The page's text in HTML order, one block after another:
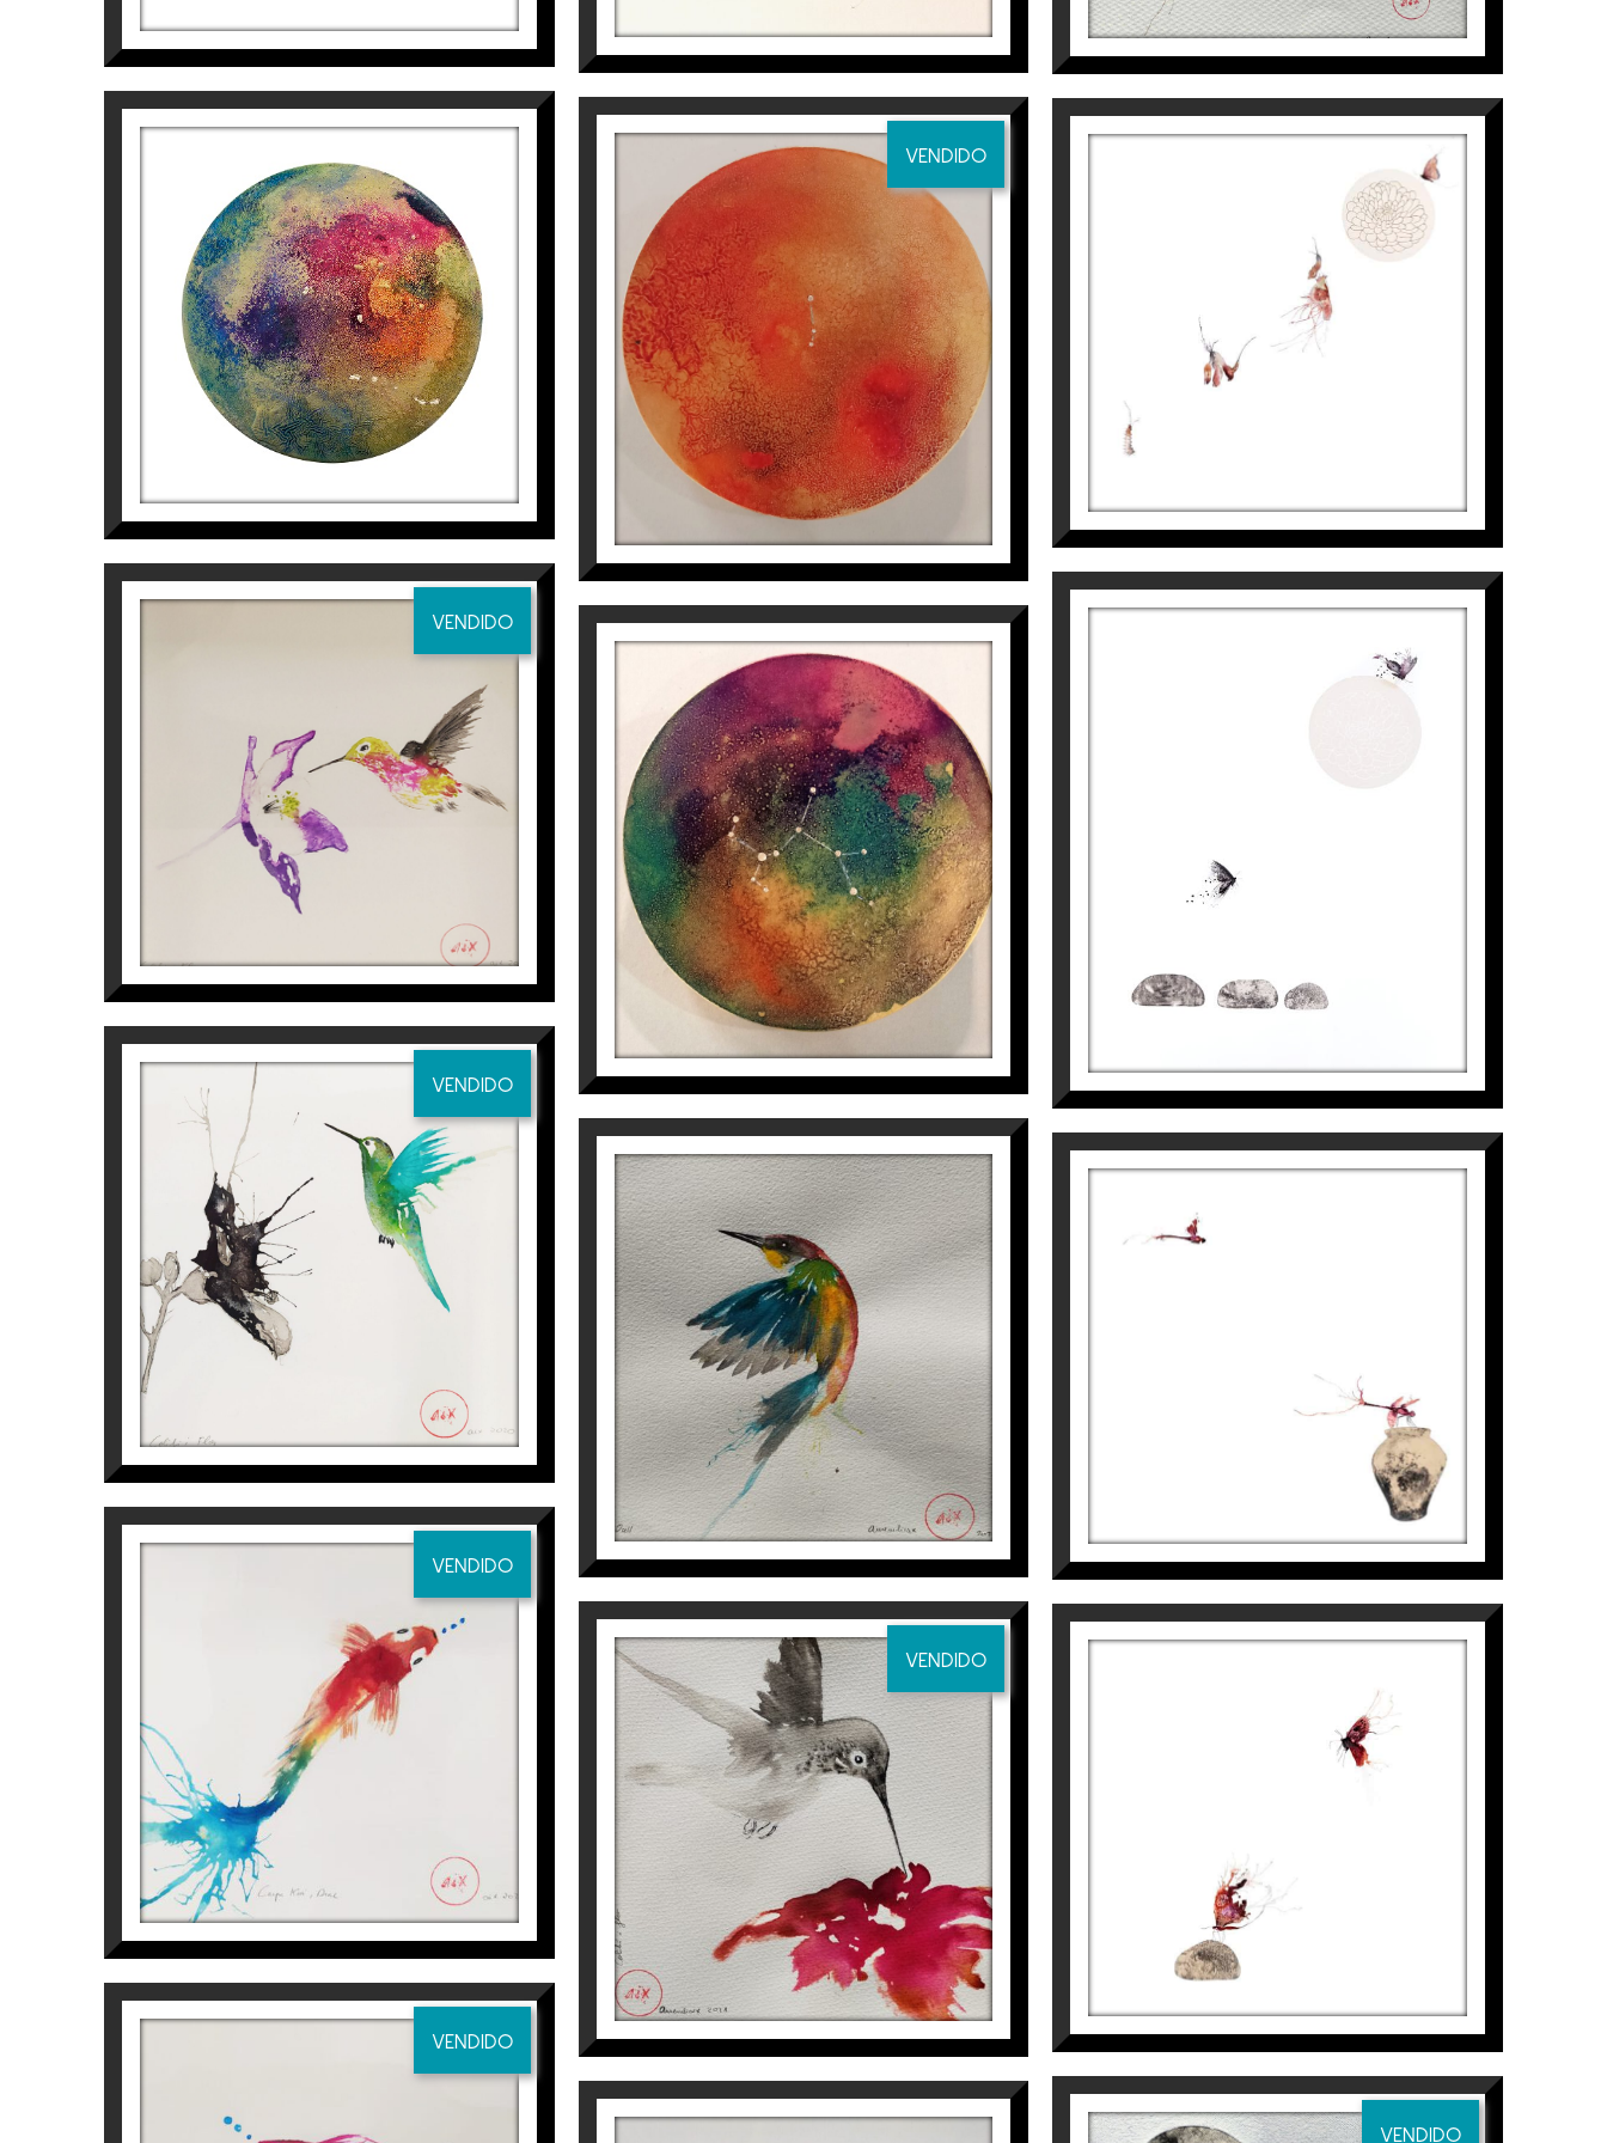
Museo de Arte Moderno de Tarragona, Bienal de Arte (2014). Departamento de Cultura de la Generalitat en Lleida, Encuentros en Arte
Contemporáneo. Fundación Pinnae, Aula de Cultura Caixa Penedès, (Galería Anquin s, 2014). Convento de San Bartolomé de Bellpuig.Premi
de pintura de Bellas Artes Sant Jordi (2014). AFFORDABLE ART FAIR, Bruselas, Galería Anquin s, (2014). Univers Femeni, Galería Espai Cavallers,
Lleida (2020).
PREMIOS Y RECONOCIMIENTOS
Seleccionada en el Premio Salou de investigación pictórica (2014). Seleccionada en la bienal de arte, (museo arte Moderno de Tarragona,
2014). Cuarta mención Honorífica al Premio de Bellas Artes Sant Jordi de los Países Catalanes (2014). Seleccionada en el IX CERTAMEN
NACIONAL DE PINTURA CONTEMPORÁNEA «Casimiro Baragaña», (2013). Finalista XIV PREMIO INTERNACIONAL DE PINTURA «MIQUEL VILADRICH», 2013.
Para más información de l’Artista Aurembiaix Sabaté aEspai Cavallers Gallery
NEBULOSA 5
Aurembiaix Sabaté
400€
VENDIDO
Aurembiaix Sabaté
120
VENDIDO
COLIBRÍ I FLOR I
Aurembiaix Sabaté
120
VENDIDO
CARPA KOI
Aurembiaix Sabaté
120€
VENDIDO
VENDIDO
CONSTEL·LACIÓ DE ARIES
Aurembiaix Sabaté
400€
CONSTEL·LACIÓ DE SAGITARI
Aurembiaix Sabaté
400€
OCELL
Aurembiaix Sabaté
120€
VENDIDO
COLIBRÍ I FLOR
Aurembiaix Sabaté
120 €
METAMORFOSI-CRISANTEM
Aurembiaix Sabaté
7.900€
PAPALLONES – PEDRA, II
VENDIDO